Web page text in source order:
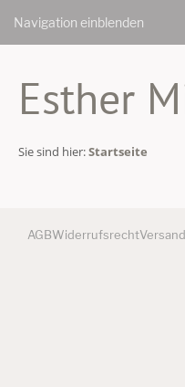
Navigation einblenden
Esther
Sie sind hier:Startseite
AGBWiderrufsrecht